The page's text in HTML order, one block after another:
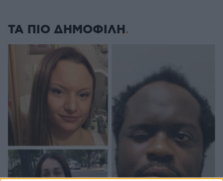
ΤΑ ΠΙΟ ΔΗΜΟΦΙΛΗ